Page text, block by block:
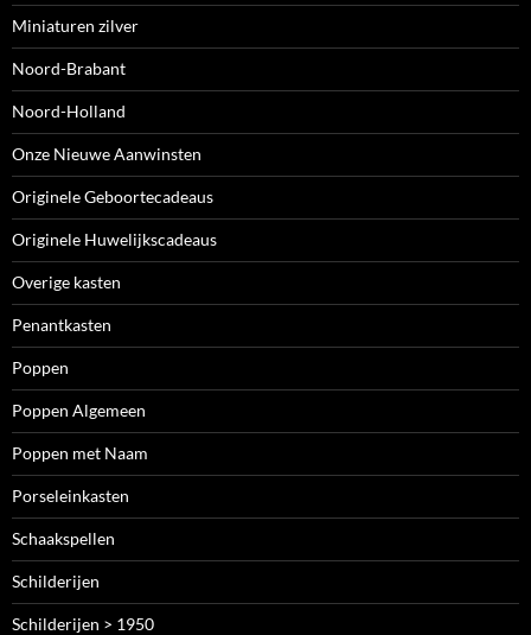
Miniaturen zilver
Noord-Brabant
Noord-Holland
Onze Nieuwe Aanwinsten
Originele Geboortecadeaus
Originele Huwelijkscadeaus
Overige kasten
Penantkasten
Poppen
Poppen Algemeen
Poppen met Naam
Porseleinkasten
Schaakspellen
Schilderijen
Schilderijen > 1950